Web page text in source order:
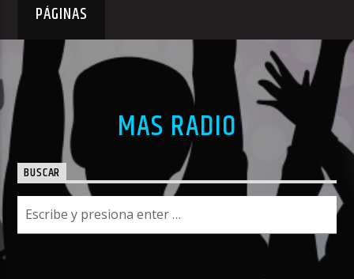
PÁGINAS
MAS RADIO
BUSCAR